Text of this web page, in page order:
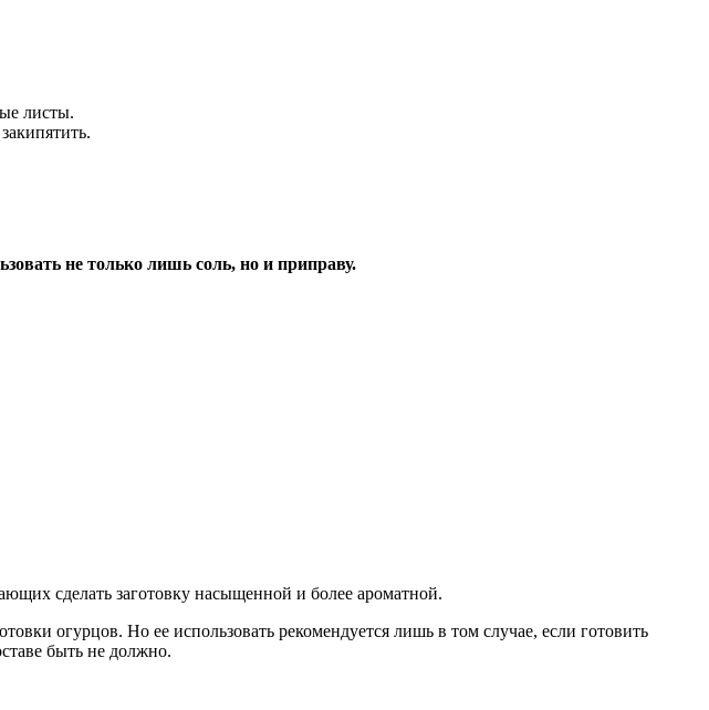
листы.
не только лишь соль, но и приправу.
сделать заготовку насыщенной и более ароматной.
огурцов. Но ее использовать рекомендуется лишь в том случае, если готовить
быть не должно.